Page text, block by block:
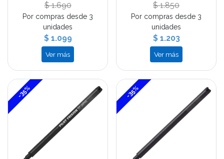
$ 1.690
Por compras desde 3
unidades
$ 1.099
Ver más
$ 1.850
Por compras desde 3
unidades
$ 1.203
Ver más
-35% -35%